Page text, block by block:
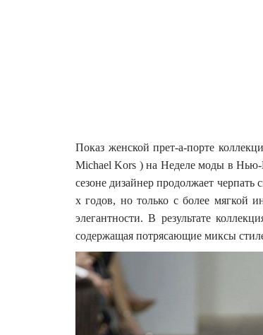
Показ женской прет-а-порте
Michael Kors ) на Неделе моды в Нью-
сезоне дизайнер продолжает черпать
х годов, но только с более мягкой
элегантности. В результате
содержащая потрясающие миксы